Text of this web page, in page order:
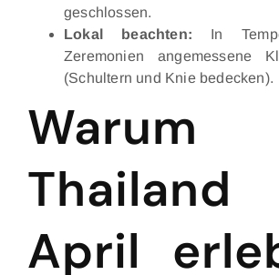
geschlossen.
Lokal beachten: In
Zeremonien angemessene
(Schultern und Knie bedecken).
Warum
April